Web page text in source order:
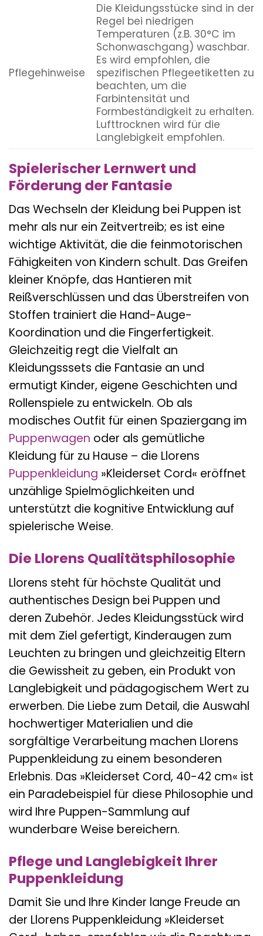
Pflegehinweise
Die Kleidungsstücke sind in der
Regel bei niedrigen
Temperaturen (z.B. 30°C im
Schonwaschgang) waschbar.
Es wird empfohlen, die
spezifischen Pflegeetiketten zu
beachten, um die
Farbintensität und
Formbeständigkeit zu erhalten.
Lufttrocknen wird für die
Langlebigkeit empfohlen.
Spielerischer Lernwert und
Förderung der Fantasie
Das Wechseln der Kleidung bei Puppen ist
mehr als nur ein Zeitvertreib; es ist eine
wichtige Aktivität, die die feinmotorischen
Fähigkeiten von Kindern schult. Das Greifen
kleiner Knöpfe, das Hantieren mit
Reißverschlüssen und das Überstreifen von
Stoffen trainiert die Hand-Auge-
Koordination und die Fingerfertigkeit.
Gleichzeitig regt die Vielfalt an
Kleidungsssets die Fantasie an und
ermutigt Kinder, eigene Geschichten und
Rollenspiele zu entwickeln. Ob als
modisches Outfit für einen Spaziergang im
Puppenwagen oder als gemütliche
Kleidung für zu Hause – die Llorens
Puppenkleidung »Kleiderset Cord« eröffnet
unzählige Spielmöglichkeiten und
unterstützt die kognitive Entwicklung auf
spielerische Weise.
Die Llorens Qualitätsphilosophie
Llorens steht für höchste Qualität und
authentisches Design bei Puppen und
deren Zubehör. Jedes Kleidungsstück wird
mit dem Ziel gefertigt, Kinderaugen zum
Leuchten zu bringen und gleichzeitig Eltern
die Gewissheit zu geben, ein Produkt von
Langlebigkeit und pädagogischem Wert zu
erwerben. Die Liebe zum Detail, die Auswahl
hochwertiger Materialien und die
sorgfältige Verarbeitung machen Llorens
Puppenkleidung zu einem besonderen
Erlebnis. Das »Kleiderset Cord, 40-42 cm« ist
ein Paradebeispiel für diese Philosophie und
wird Ihre Puppen-Sammlung auf
wunderbare Weise bereichern.
Pflege und Langlebigkeit Ihrer
Puppenkleidung
Damit Sie und Ihre Kinder lange Freude an
der Llorens Puppenkleidung »Kleiderset